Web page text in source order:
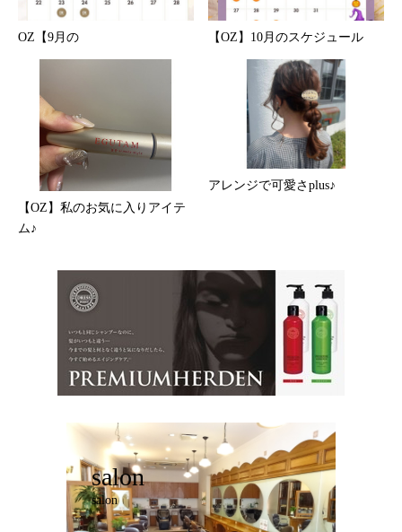
OZ【9月の 【OZ】10月のスケジュール
【OZ】私のお気に入りアイテ
ム♪
アレンジで可愛さplus♪
salon
salon